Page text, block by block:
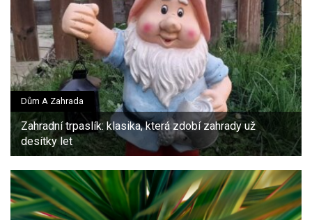
Dům A Zahrada
Zahradní trpaslík: klasika, která zdobí zahrady už
desítky let